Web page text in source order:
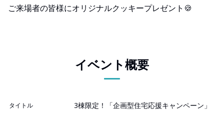
ご来場者の皆様にオリジナルクッキープレゼント🍪
イベント概要
タイトル 3棟限定！「企画型住宅応援キャンペーン」